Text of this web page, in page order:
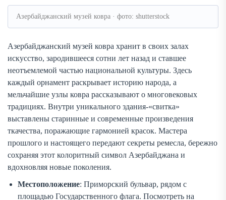
Азербайджанский музей ковра · фото: shutterstock
Азербайджанский музей ковра хранит в своих залах
искусство, зародившееся сотни лет назад и ставшее
неотъемлемой частью национальной культуры. Здесь
каждый орнамент раскрывает историю народа, а
мельчайшие узлы ковра рассказывают о многовековых
традициях. Внутри уникального здания-«свитка»
выставлены старинные и современные произведения
ткачества, поражающие гармонией красок. Мастера
прошлого и настоящего передают секреты ремесла, бережно
сохраняя этот колоритный символ Азербайджана и
вдохновляя новые поколения.
Местоположение: Приморский бульвар, рядом с
площадью Государственного флага. Посмотреть на